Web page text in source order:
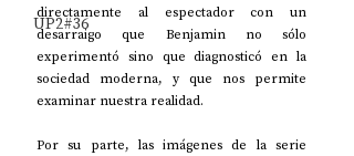
UP2#36
directamente al espectador con un
desarraigo que Benjamin no sólo
experimentó sino que diagnosticó en la
sociedad moderna, y que nos permite
examinar nuestra realidad.